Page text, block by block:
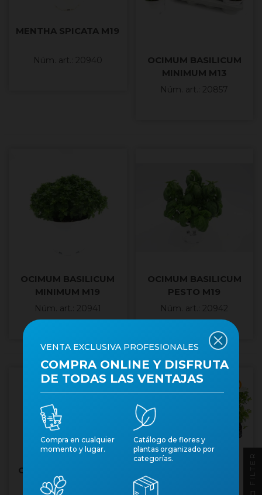
MENTHA SPICATA M19
Núm. art.: 20940
OCIMUM BASILICUM
MINIMUM M13
Núm. art.: 20857
OCIMUM BASILICUM
MINIMUM M19
Núm. art.: 20941
OCIMUM BASILICUM
PESTO M19
Núm. art.: 20942
Cantidad mínima 15
ORIGANUM VULGARE
M11 - ORENGA
Cantidad mínima 15
CRISPUM LISO 11 -
VENTA EXCLUSIVA PROFESIONALES
COMPRA ONLINE Y DISFRUTA
DE TODAS LAS VENTAJAS
Compra en cualquier
momento y lugar.
Catálogo de flores y
plantas organizado por
categorías.
FILTER